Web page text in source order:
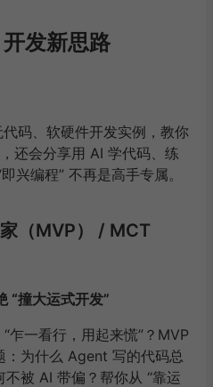
发新思路
码、软硬件开发实例，教你
还会分享用 AI 学代码、练
兴编程” 不再是高手专属。
（MVP） / MCT
“撞大运式开发”
乍一看行，用起来慌”？MVP
：为什么 Agent 写的代码总
被 AI 带偏？帮你从 “靠运